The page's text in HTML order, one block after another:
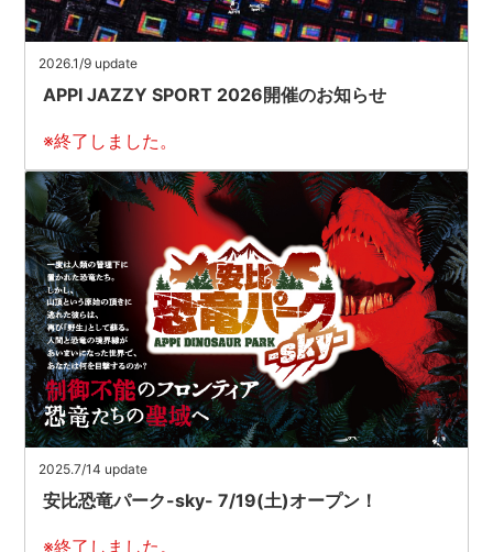
2026.1/9 update
APPI JAZZY SPORT 2026開催のお知らせ
※終了しました。
2025.7/14 update
安比恐竜パーク-sky- 7/19(土)オープン！
※終了しました。